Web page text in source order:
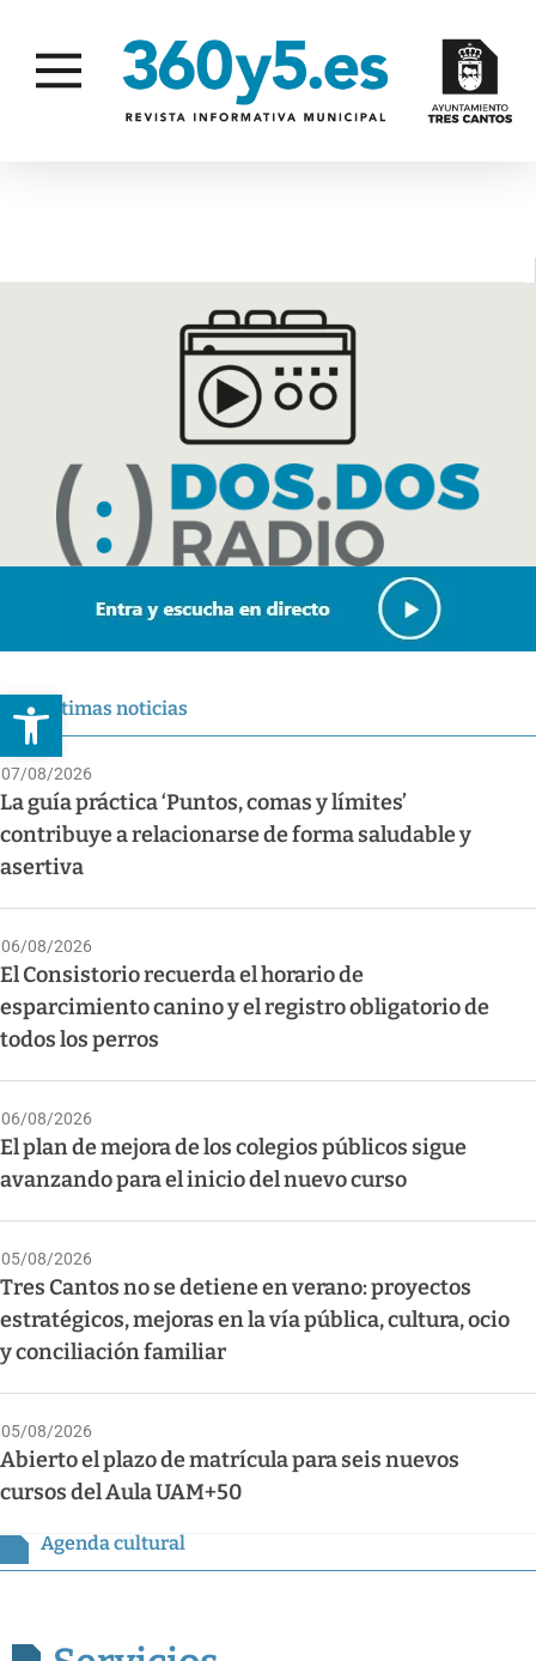
Abrir barra de herramientas
Últimas noticias
07/08/2026
La guía práctica ‘Puntos, comas y límites’
contribuye a relacionarse de forma saludable y
asertiva
06/08/2026
El Consistorio recuerda el horario de
esparcimiento canino y el registro obligatorio de
todos los perros
06/08/2026
El plan de mejora de los colegios públicos sigue
avanzando para el inicio del nuevo curso
05/08/2026
Tres Cantos no se detiene en verano: proyectos
estratégicos, mejoras en la vía pública, cultura, ocio
y conciliación familiar
05/08/2026
Abierto el plazo de matrícula para seis nuevos
cursos del Aula UAM+50
Agenda cultural